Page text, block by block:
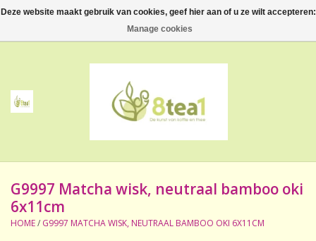
0 Artikelen - €--,--
Thee
Accessoires
NIEUW! Verpakte thee
G9997 Matcha wisk, neutraal bamboo oki
6x11cm
HOME/ G9997 MATCHA WISK, NEUTRAAL BAMBOO OKI 6X11CM
Deze website maakt gebruik van cookies, geef hier aan of u ze wilt accepteren:
Manage cookies